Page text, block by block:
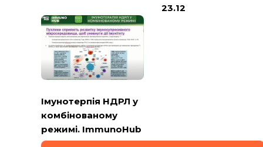
23.12
Імунотерпія НДРЛ у
комбінованому
режимі. ImmunoHub